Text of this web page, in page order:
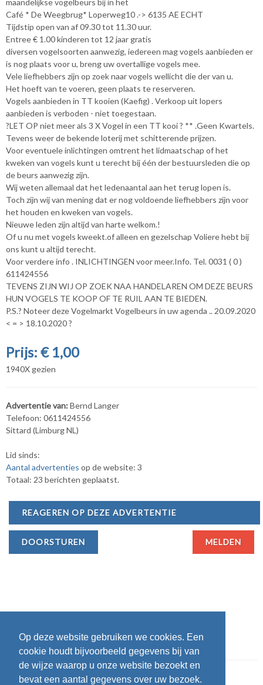
Op deze website gebruiken we cookies. Een
cookie houdt bijvoorbeeld gegevens bij van
de wijze waarop u onze website bezoekt en
bevat een aantal gegevens over uw bezoek.
Café * De Weegbrug* Loperweg10 .-> 6135 AE ECHT
Tijdstip open van af 09.30 tot 11.30 uur.
Entree € 1.00 kinderen tot 12 jaar gratis
diversen vogelsoorten aanwezig, iedereen mag vogels aanbieden er
is nog plaats voor u, breng uw overtallige vogels mee.
Vele liefhebbers zijn op zoek naar vogels wellicht die der van u.
Het hoeft van te voeren, geen plaats te reserveren.
Vogels aanbieden in TT kooien (Kaefig) . Verkoop uit lopers
aanbieden is verboden - niet toegestaan.
?LET OP niet meer als 3 X Vogel in een TT kooi ? ** .Geen Kwartels.
Tevens weer de bekende loterij met schitterende prijzen.
Voor eventuele inlichtingen omtrent het lidmaatschap of het
kweken van vogels kunt u terecht bij één der bestuursleden die op
de beurs aanwezig zijn.
Wij weten allemaal dat het ledenaantal aan het terug lopen is.
Toch zijn wij van mening dat er nog voldoende liefhebbers zijn voor
het houden en kweken van vogels.
Nieuwe leden zijn altijd van harte welkom.!
Of u nu met vogels kweekt.of alleen en gezelschap Voliere hebt bij
ons kunt u altijd terecht.
Voor verdere info . INLICHTINGEN voor meer.Info. Tel. 0031 ( 0 )
611424556
TEVENS ZIJN WIJ OP ZOEK NAA HANDELAREN OM DEZE BEURS
HUN VOGELS TE KOOP OF TE RUIL AAN TE BIEDEN.
P.S.? Noteer deze Vogelmarkt Vogelbeurs in uw agenda .. 20.09.2020
< = > 18.10.2020 ?
Prijs: € 1,00
1940X gezien
Advertentie van:Bernd Langer
Telefoon: 0611424556
Sittard (Limburg NL)
Lid sinds:
Aantal advertenties op de website: 3
Totaal: 23 berichten geplaatst.
REAGEREN OP DEZE ADVERTENTIE
DOORSTUREN MELDEN